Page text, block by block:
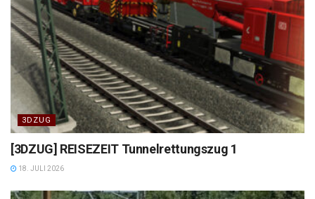
3DZUG
[3DZUG] REISEZEIT Tunnelrettungszug 1
18. JULI 2026